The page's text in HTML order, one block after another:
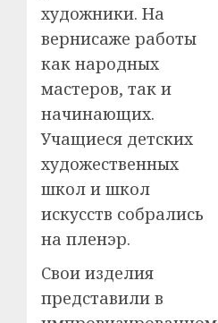
художники. На
вернисаже работы
как народных
мастеров, так и
начинающих.
Учащиеся детских
художественных
школ и школ
искусств собрались
на пленэр.
Свои изделия
представили в